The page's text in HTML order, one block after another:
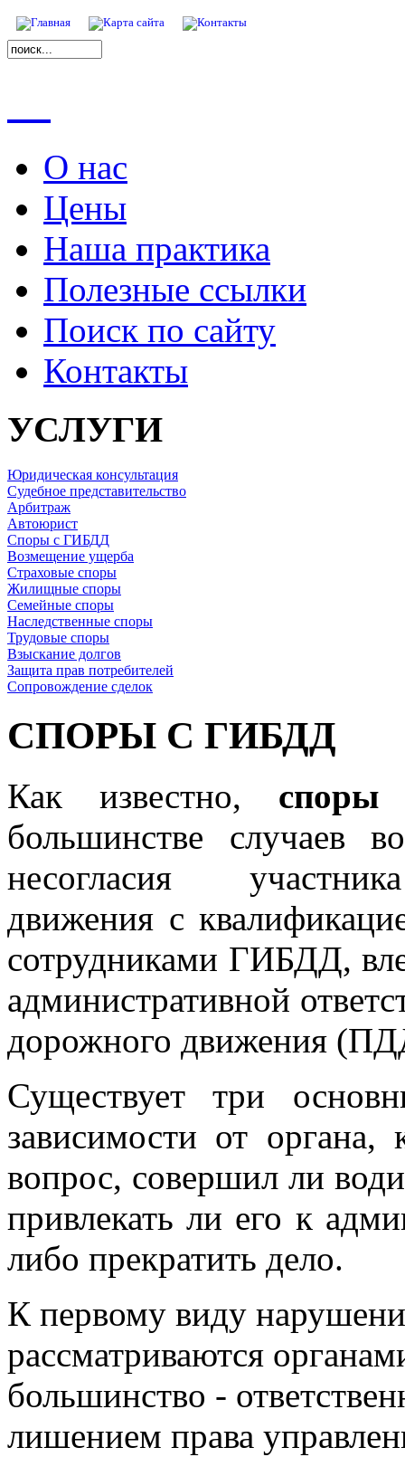
О нас
Цены
Наша практика
Полезные ссылки
Поиск по сайту
Контакты
УСЛУГИ
Юридическая консультация
Судебное представительство
Арбитраж
Автоюрист
Споры с ГИБДД
Возмещение ущерба
Страховые споры
Жилищные споры
Семейные споры
Наследственные споры
Трудовые споры
Взыскание долгов
Защита прав потребителей
Сопровождение сделок
СПОРЫ С ГИБДД
Как известно,
большинстве случаев
несогласия
движения с
сотрудниками ГИБДД,
административной
дорожного движения
Существует три
зависимости от органа,
вопрос, совершил ли
привлекать ли его к
либо прекратить дело.
К первому виду
рассматриваются
большинство -
лишением права